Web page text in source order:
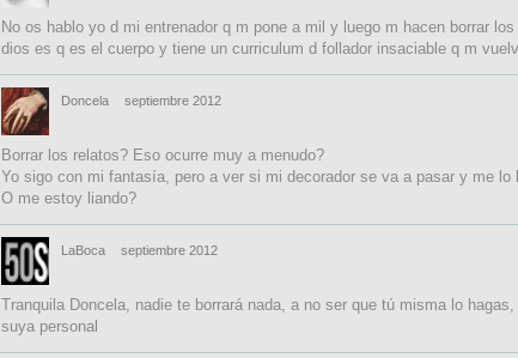
No os hablo yo d mi entrenador q m pone a mil y luego m hacen borrar
dios es q es el cuerpo y tiene un curriculum d follador insaciable q m
Doncela septiembre 2012
Borrar los relatos? Eso ocurre muy a menudo?
Yo sigo con mi fantasía, pero a ver si mi decorador se va a pasar y me lo
O me estoy liando?
LaBoca septiembre 2012
Tranquila Doncela, nadie te borrará nada, a no ser que tú misma lo
suya personal